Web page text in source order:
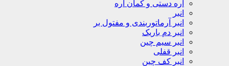
اره دستی و کمان اره
انبر
انبر آرماتوربندی و مفتول بر
انبر دم باریک
انبر سیم چین
انبر قفلی
انبر کف چین